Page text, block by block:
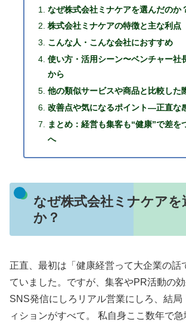
なぜ株式会社ミナケアを選んだのか
株式会社ミナケアの特徴と主な利点
こんな人・こんな会社におすすめ
使い方・活用シーン〜ベンチャー社
から
他の類似サービスや商品と比較した
改善点や気になるポイント―正直な
まとめ：経営も集客も“健康”で差を
へ
なぜ株式会社ミナケアを
か？
正直、最初は「健康経営って大企業の話
ていました。ですが、集客やPR活動の効
SNS発信にしろリアル営業にしろ、結局
ィションがすべて。 私自身ここ数年で急